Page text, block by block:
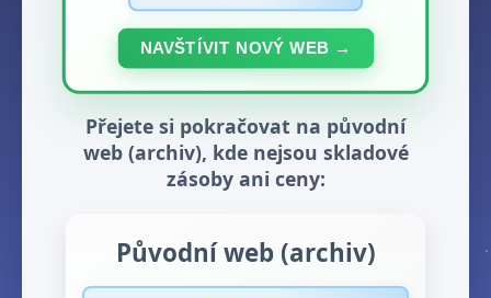
NAVŠTÍVIT NOVÝ WEB →
Přejete si pokračovat na původní
web (archiv), kde nejsou skladové
zásoby ani ceny:
Původní web (archiv)